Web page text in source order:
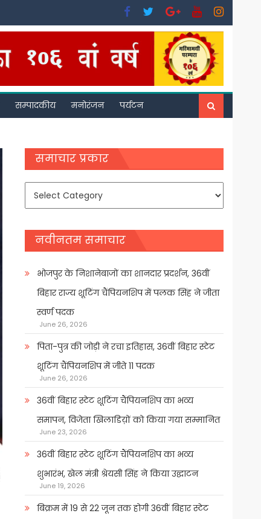
सम्पादकीय मनोरंजन पर्यटन
समाचार प्रकार
समाचार
नवीनतम समाचार
भोजपुर के निशानेबाजों का शानदार प्रदर्शन, 36वीं
बिहार राज्य शूटिंग चैंपियनशिप में पलक सिंह ने जीता
स्वर्ण पदक
June 26, 2026
पिता-पुत्र की जोड़ी ने रचा इतिहास, 36वीं बिहार स्टेट
शूटिंग चैंपियनशिप में जीते 11 पदक
June 26, 2026
36वीं बिहार स्टेट शूटिंग चैंपियनशिप का भव्य
समापन, विजेता खिलाडिय़ों को किया गया सम्मानित
June 23, 2026
36वीं बिहार स्टेट शूटिंग चैंपियनशिप का भव्य
शुभारंभ, खेल मंत्री श्रेयसी सिंह ने किया उद्घाटन
June 19, 2026
बिक्रम में 19 से 22 जून तक होगी 36वीं बिहार स्टेट